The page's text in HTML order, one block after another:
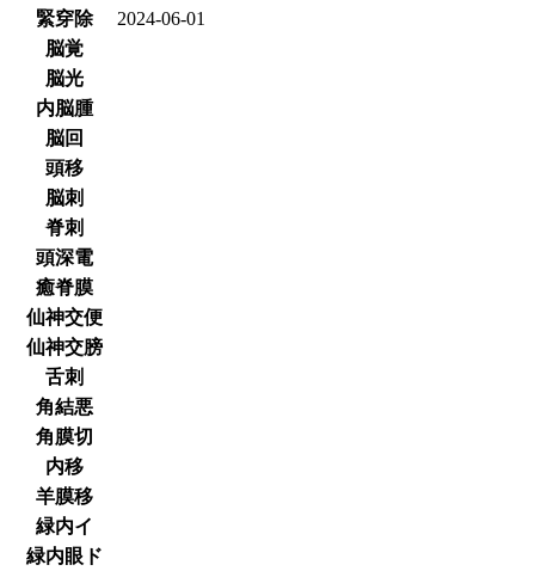
緊穿除
2024-06-01
脳覚
脳光
内脳腫
脳回
頭移
脳刺
脊刺
頭深電
癒脊膜
仙神交便
仙神交膀
舌刺
角結悪
角膜切
内移
羊膜移
緑内イ
緑内眼ド